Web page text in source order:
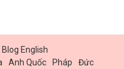
Blog English
Anh Quốc Pháp
Đức